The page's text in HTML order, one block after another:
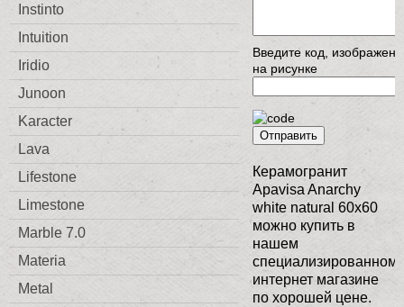
Instinto
Intuition
Iridio
Junoon
Karacter
Lava
Lifestone
Limestone
Marble 7.0
Materia
Metal
Введите код,
на рисунке
Отправить
Керамогранит
Apavisa Anarchy
white natural 60x60
можно купить в
нашем
специализированном
интернет магазине
по хорошей цене.